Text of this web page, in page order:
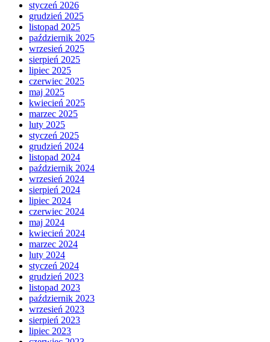
styczeń 2026
grudzień 2025
listopad 2025
październik 2025
wrzesień 2025
sierpień 2025
lipiec 2025
czerwiec 2025
maj 2025
kwiecień 2025
marzec 2025
luty 2025
styczeń 2025
grudzień 2024
listopad 2024
październik 2024
wrzesień 2024
sierpień 2024
lipiec 2024
czerwiec 2024
maj 2024
kwiecień 2024
marzec 2024
luty 2024
styczeń 2024
grudzień 2023
listopad 2023
październik 2023
wrzesień 2023
sierpień 2023
lipiec 2023